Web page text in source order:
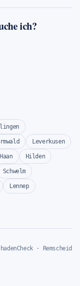
ich?
Leverkusen
Haan Hilden
Schwelm
Lennep
· Remscheid